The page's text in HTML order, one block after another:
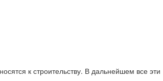
к строительству. В дальнейшем все эти